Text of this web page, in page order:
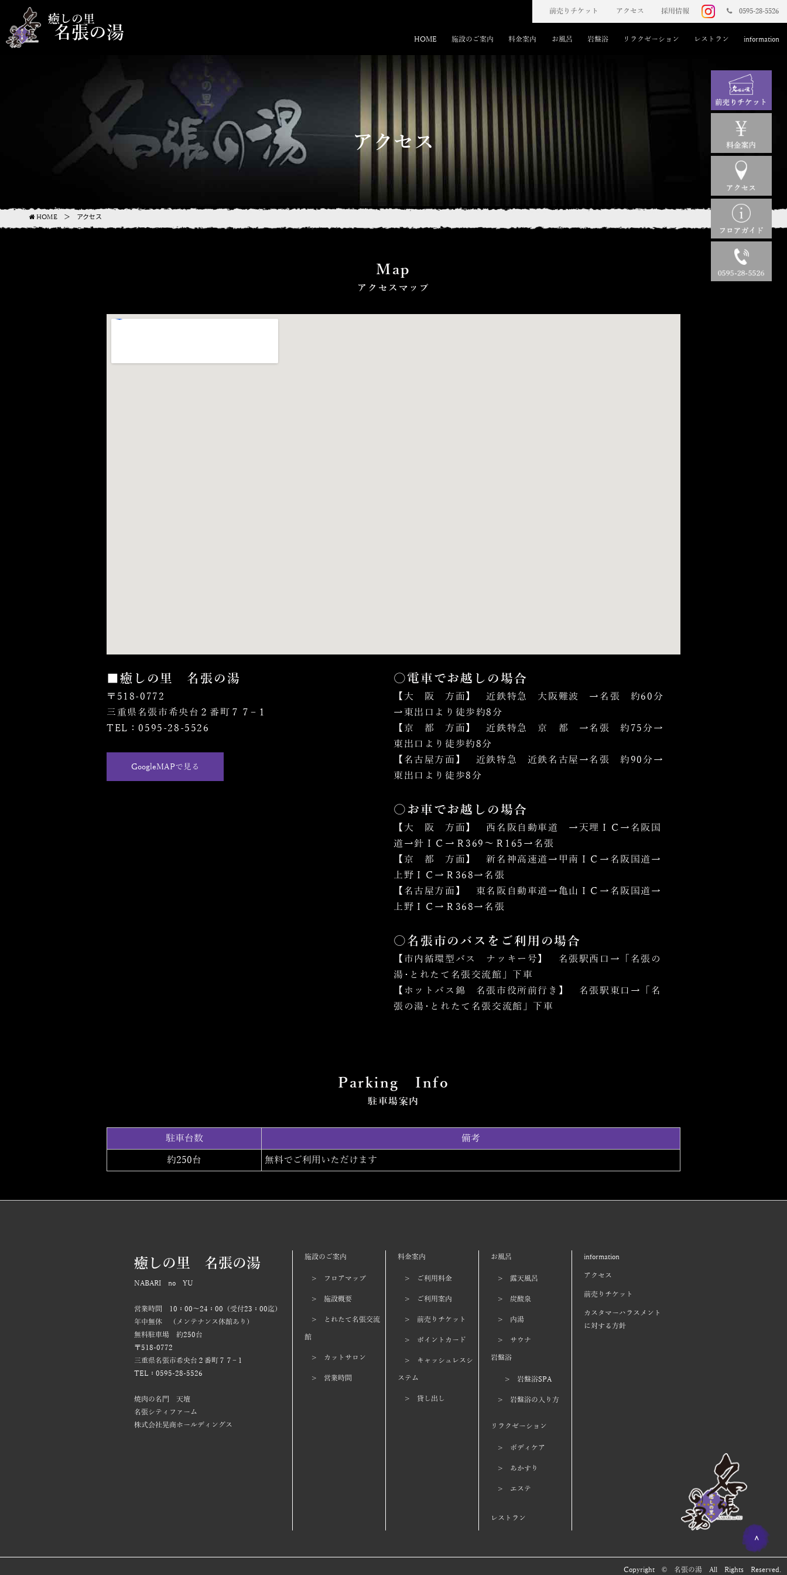
癒しの里
名張の湯
前売りチケット アクセス 採用情報 0595-28-5526
HOME 施設のご案内 料金案内 お風呂 岩盤浴 リラクゼーション レストラン information
アクセス
HOME ＞ アクセス
Map
アクセスマップ
■癒しの里 名張の湯
〒518-0772
三重県名張市希央台２番町７７−１
TEL：0595-28-5526
GoogleMAPで見る
〇電車でお越しの場合
【大 阪 方面】 近鉄特急 大阪難波 →名張 約60分
→東出口より徒歩約8分
【京 都 方面】 近鉄特急 京 都 →名張 約75分→
東出口より徒歩約8分
【名古屋方面】 近鉄特急 近鉄名古屋→名張 約90分→
東出口より徒歩8分
〇お車でお越しの場合
【大 阪 方面】 西名阪自動車道 →天理ＩＣ→名阪国
道→針ＩＣ→Ｒ369～Ｒ165→名張
【京 都 方面】 新名神高速道→甲南ＩＣ→名阪国道→
上野ＩＣ→Ｒ368→名張
【名古屋方面】 東名阪自動車道→亀山ＩＣ→名阪国道→
上野ＩＣ→Ｒ368→名張
〇名張市のバスをご利用の場合
【市内循環型バス ナッキー号】 名張駅西口→「名張の
湯･とれたて名張交流館」下車
【ホットバス錦 名張市役所前行き】 名張駅東口→「名
張の湯･とれたて名張交流館」下車
Parking Info
駐車場案内
駐車台数 備考
約250台 無料でご利用いただけます
癒しの里 名張の湯
NABARI no YU
営業時間 10：00～24：00（受付23：00迄）
年中無休 （メンテナンス休館あり）
無料駐車場 約250台
〒518-0772
三重県名張市希央台２番町７７−１
TEL：0595-28-5526
焼肉の名門 天壇
名張シティファーム
株式会社晃商ホールディングス
施設のご案内
> フロアマップ
> 施設概要
> とれたて名張交流
館
> カットサロン
> 営業時間
料金案内
> ご利用料金
> ご利用案内
> 前売りチケット
> ポイントカード
> キャッシュレスシ
ステム
> 貸し出し
お風呂
> 露天風呂
> 炭酸泉
> 内湯
> サウナ
岩盤浴
> 岩盤浴SPA
> 岩盤浴の入り方
リラクゼーション
> ボディケア
> あかすり
> エステ
レストラン
information
アクセス
前売りチケット
カスタマーハラスメント
に対する方針
Copyright © 名張の湯 All Rights Reserved.